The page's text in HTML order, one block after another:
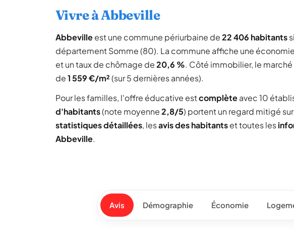
Vivre à Abbeville
Abbevilleest une commune périurbaine de22 406 habitants
département Somme (80). La commune affiche une
et un taux de chômage de20,6 %. Côté immobilier, le
de1 559 €/m²(sur 5 dernières années).
Pour les familles, l'offre éducative estcomplèteavec 10
d'habitants(note moyenne2,8/5) portent un regard mitigé
statistiques détaillées, lesavis des habitantset toutes les
Abbeville.
Avis Démographie Économie